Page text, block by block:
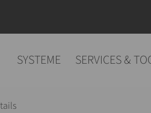
SYSTEME SERVICES &